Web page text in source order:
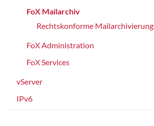
FoX Mailarchiv
Rechtskonforme Mailarchivierung
FoX Administration
FoX Services
vServer
IPv6